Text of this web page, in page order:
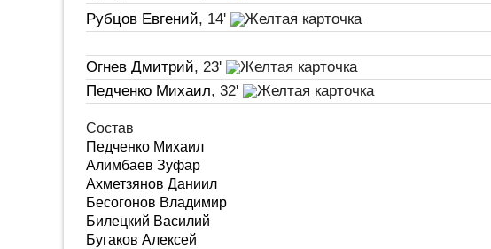
Рубцов Евгений, 14'
Огнев Дмитрий, 23'
Педченко Михаил, 32'
Состав
Педченко Михаил
Алимбаев Зуфар
Ахметзянов Даниил
Бесогонов Владимир
Билецкий Василий
Бугаков Алексей